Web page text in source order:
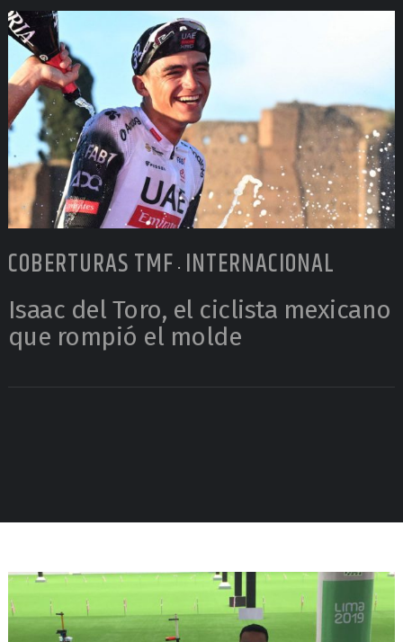
COBERTURAS TMF • INTERNACIONAL
Isaac del Toro, el ciclista mexicano
que rompió el molde